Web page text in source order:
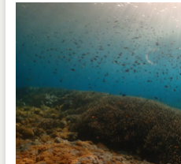
ด้วย
ดื่ม
น้ำ